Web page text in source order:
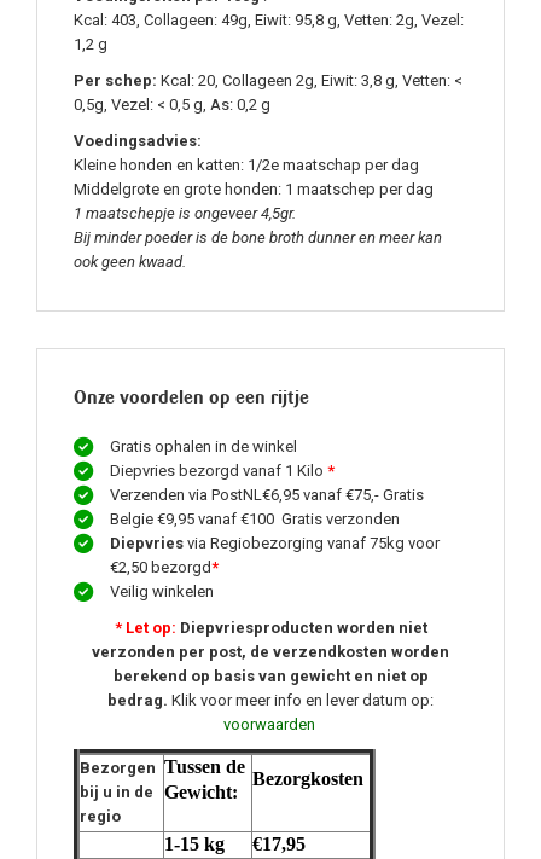
Kcal: 403, Collageen: 49g, Eiwit: 95,8 g, Vetten: 2g, Vezel:
1,2 g
Per schep: Kcal: 20, Collageen 2g, Eiwit: 3,8 g, Vetten: <
0,5g, Vezel: < 0,5 g, As: 0,2 g
Voedingsadvies:
Kleine honden en katten: 1/2e maatschap per dag
Middelgrote en grote honden: 1 maatschep per dag
1 maatschepje is ongeveer 4,5gr.
Bij minder poeder is de bone broth dunner en meer kan
ook geen kwaad.
Onze voordelen op een rijtje
Gratis ophalen in de winkel
Diepvries bezorgd vanaf 1 Kilo *
Verzenden via PostNL€6,95 vanaf €75,- Gratis
Belgie €9,95 vanaf €100 Gratis verzonden
Diepvries via Regiobezorging vanaf 75kg voor
€2,50 bezorgd*
Veilig winkelen
* Let op: Diepvriesproducten worden niet
verzonden per post, de verzendkosten worden
berekend op basis van gewicht en niet op
bedrag. Klik voor meer info en lever datum op:
voorwaarden
Bezorgen
bij u in de
regio
Tussen de
Gewicht:
Bezorgkosten
1-15 kg
€17,95